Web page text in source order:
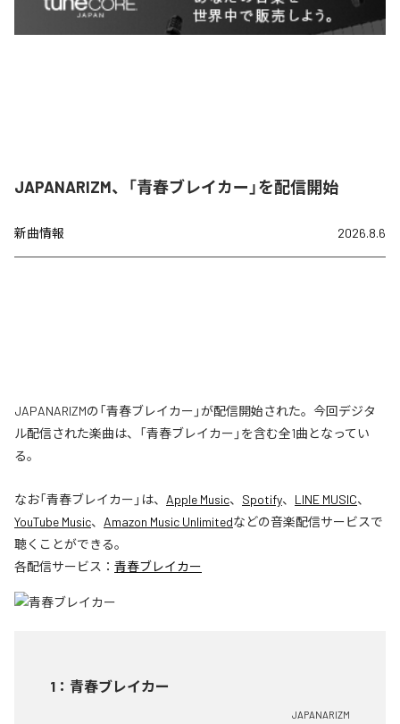
JAPANARIZM、「青春ブレイカー」を配信開始
新曲情報 2026.8.6
JAPANARIZMの「青春ブレイカー」が配信開始された。今回デジタ
ル配信された楽曲は、「青春ブレイカー」を含む全1曲となってい
る。
なお「青春ブレイカー 」は、 Apple Music、 Spotify、 LINE MUSIC、
YouTube Music、 Amazon Music Unlimitedなどの音楽配信サービスで
聴くことができる。
各配信サービス： 青春ブレイカー
1 ： 青春ブレイカー
JAPANARIZM